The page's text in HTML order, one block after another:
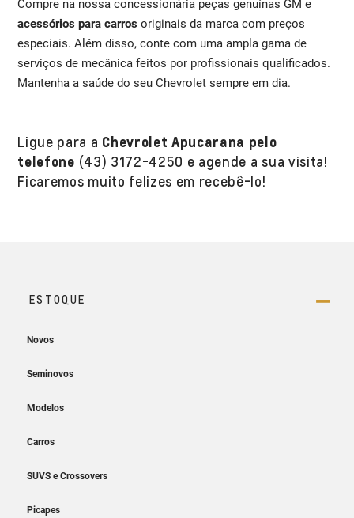
Compre na nossa concessionária peças genuínas GM e
acessórios para carrosoriginais da marca com preços
especiais. Além disso, conte com uma ampla gama de
serviços de mecânica feitos por profissionais qualificados.
Mantenha a saúde do seu Chevrolet sempre em dia.
Ligue para a Chevrolet Apucarana pelo
telefone (43) 3172-4250 e agende a sua visita!
Ficaremos muito felizes em recebê-lo!